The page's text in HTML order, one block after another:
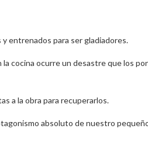
entrenados para ser gladiadores.
cocina ocurre un desastre que los
a la obra para recuperarlos.
absoluto de nuestro